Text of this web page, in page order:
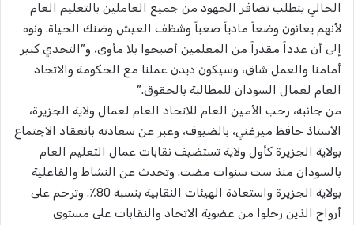
الحالي يتطلب تضافر الجهود من جميع العاملين بالتعليم العام
لأنهم يعانون وضعاً مادياً صعباً وشظف العيش وضنك الحياة. ونوه
إلى أن عدداً مقدراً من المعلمين أصبحوا بلا مأوى، و”التحدي كبير
أمامنا والعمل شاق، وسيكون ديدن عملنا مع الحكومة والاتحاد
العام لعمال السودان للمطالبة بالحقوق.”
​من جانبه، رحب الأمين العام للاتحاد العام لعمال ولاية الجزيرة،
الأستاذ حافظ ميرغني، بالضيوف، وعبر عن سعادته بانعقاد الاجتماع
بولاية الجزيرة كأول ولاية تستضيف نقابات عمال التعليم العام
بالسودان منذ ست سنوات مضت. وتحدث عن النشاط والفاعلية
بولاية الجزيرة واستعادة الهيئات النقابية بنسبة 80٪. وترحم على
أرواح الذين رحلوا من عضوية الاتحاد والنقابات على مستوى